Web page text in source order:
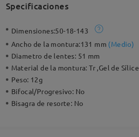
Specificaciones
Dimensiones:50-18-143
Ancho de la montura:131 mm (Medio)
Diametro de lentes: 51 mm
Material de la montura:Tr ,Gel de Sílice
Peso: 12g
Bifocal/Progresivo: No
Bisagra de resorte: No